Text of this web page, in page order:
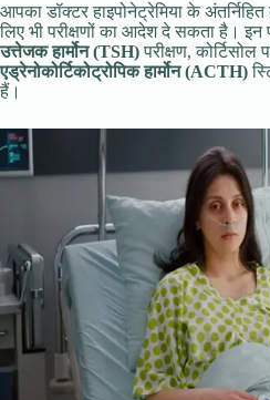
आपका डॉक्टर हाइपोनेट्रेमिया के
लिए भी परीक्षणों का आदेश दे सकता है। इन
उत्तेजक हार्मोन (TSH)परीक्षण, कोर्टिसोल
एड्रेनोकोर्टिकोट्रोपिक हार्मोन (ACTH)
हैं।